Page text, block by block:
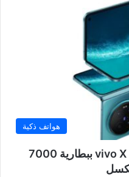
هواتف ذكية
فيفو تكشف رسميا عن vivo X Fold 6 ببطارية 7000